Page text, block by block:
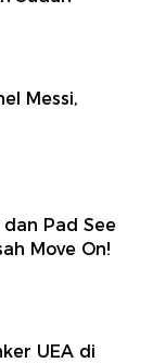
Messi,
Pad See
Move On!
UEA di